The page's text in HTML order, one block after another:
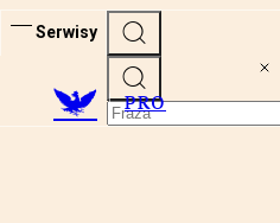
Serwisy
PRO